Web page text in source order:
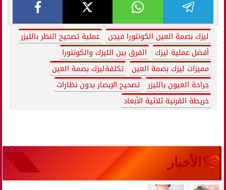
ليزك بصمة العين الكونتورا فيجن
عملية تصحيح النظر بالليزر
أفضل عملية ليزك
الفرق بين الليزك والكونتورا
مميزات ليزك بصمة العين
تكلفةليزك بصمة العين
جراحة العيون بالليزر
تصحيح الإبصار بدون نظارات
خريطة القرنية ثلاثية الأبعاد
الأخبار